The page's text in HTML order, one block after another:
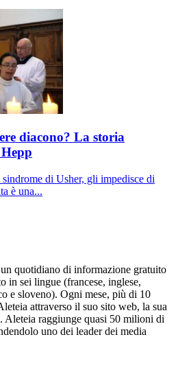
diacono? La storia
di Usher, gli impedisce di
è una...
quotidiano di informazione gratuito
in sei lingue (francese, inglese,
e sloveno). Ogni mese, più di 10
attraverso il suo sito web, la sua
Aleteia raggiunge quasi 50 milioni di
uno dei leader dei media